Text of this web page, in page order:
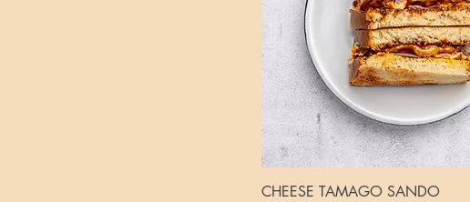
CHEESE TAMAGO SANDO